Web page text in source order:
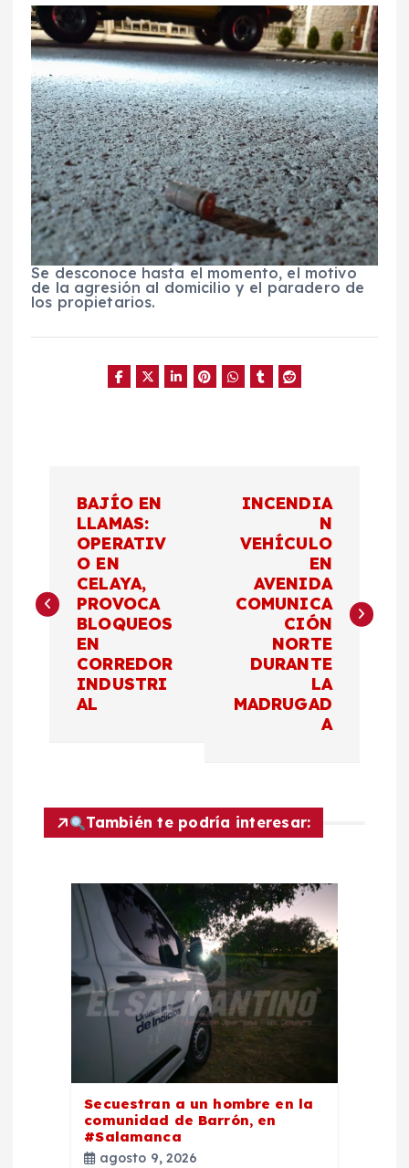
Se desconoce hasta el momento, el motivo
de la agresión al domicilio y el paradero de
los propietarios.
e
ó
BAJÍO EN
LLAMAS:
OPERATIV
O EN
CELAYA,
PROVOCA
BLOQUEOS
EN
CORREDOR
INDUSTRI
AL
INCENDIA
N
VEHÍCULO
EN
AVENIDA
COMUNICA
CIÓN
NORTE
DURANTE
LA
MADRUGAD
A
También te podría interesar:
Secuestran a un hombre en la
comunidad de Barrón, en
#Salamanca
agosto 9, 2026